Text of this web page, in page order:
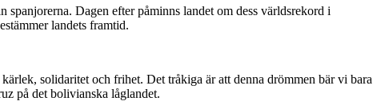
Dagen efter påminns landet om dess världsrekord i
landets framtid.
solidaritet och frihet. Det tråkiga är att denna drömmen bär vi bara
på det bolivianska låglandet.